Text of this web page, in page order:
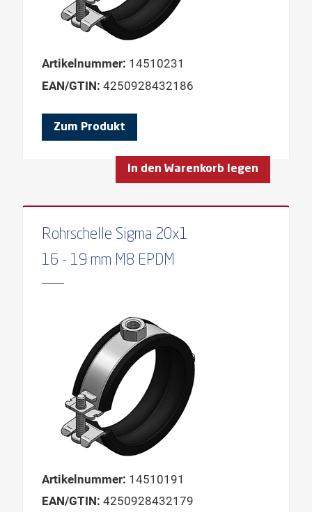
Artikelnummer: 14510231
EAN/GTIN: 4250928432186
Zum Produkt
In den Warenkorb legen
Rohrschelle Sigma 20x1
16 - 19 mm M8 EPDM
Artikelnummer: 14510191
EAN/GTIN: 4250928432179